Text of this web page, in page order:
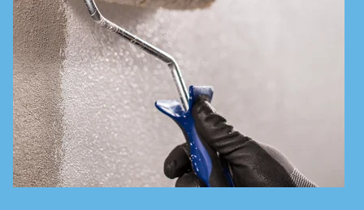
Technické poradenství
Czechia
Language: CS